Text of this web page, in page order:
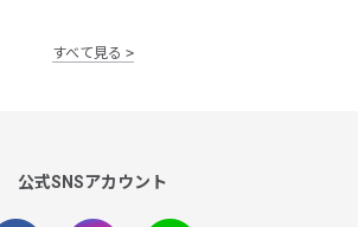
すべて見る
公式SNSアカウント